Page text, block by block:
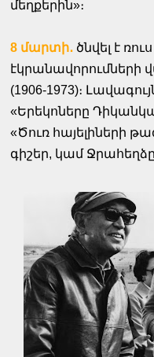
մեղքերին»։
8 մարտի․ ծնվել է
էկրանավորումների
(1906-1973)։
«Երեկոները
«Ծուռ հայելիների
գիշեր, կամ